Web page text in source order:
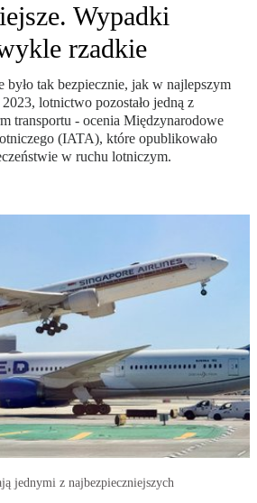
Wypadki
rzadkie
tak bezpiecznie, jak w najlepszym
lotnictwo pozostało jedną z
transportu - ocenia Międzynarodowe
(IATA), które opublikowało
w ruchu lotniczym.
jednymi z najbezpieczniejszych